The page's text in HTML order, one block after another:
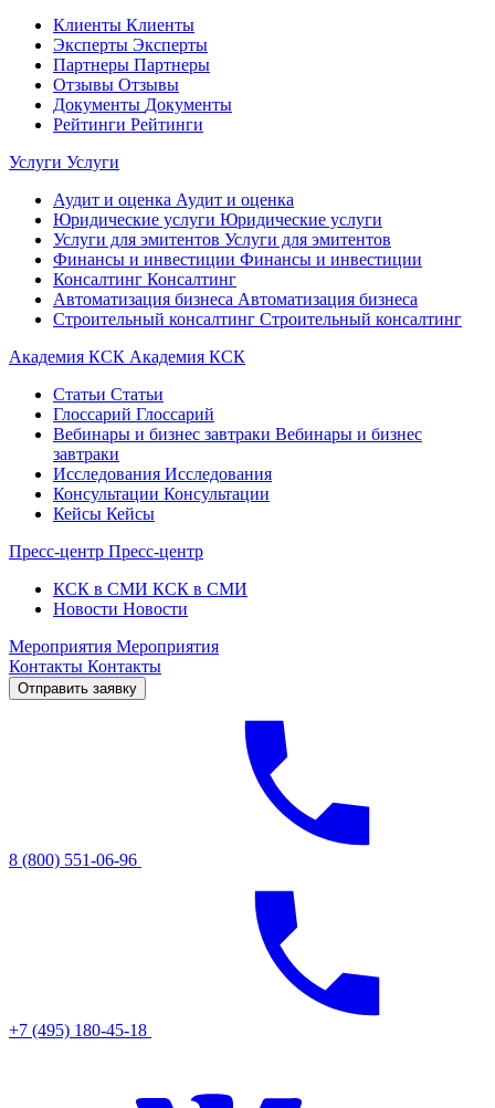
Клиенты Клиенты
Эксперты Эксперты
Партнеры Партнеры
Отзывы Отзывы
Документы Документы
Рейтинги Рейтинги
Услуги Услуги
Аудит и оценка Аудит и оценка
Юридические услуги Юридические услуги
Услуги для эмитентов Услуги для эмитентов
Финансы и инвестиции Финансы и инвестиции
Консалтинг Консалтинг
Автоматизация бизнеса Автоматизация бизнеса
Строительный консалтинг Строительный консалтинг
Академия КСК Академия КСК
Статьи Статьи
Глоссарий Глоссарий
Вебинары и бизнес завтраки Вебинары и бизнес
завтраки
Исследования Исследования
Консультации Консультации
Кейсы Кейсы
Пресс-центр Пресс-центр
КСК в СМИ КСК в СМИ
Новости Новости
Мероприятия Мероприятия
Контакты Контакты
Отправить заявку
8 (800) 551-06-96
+7 (495) 180-45-18